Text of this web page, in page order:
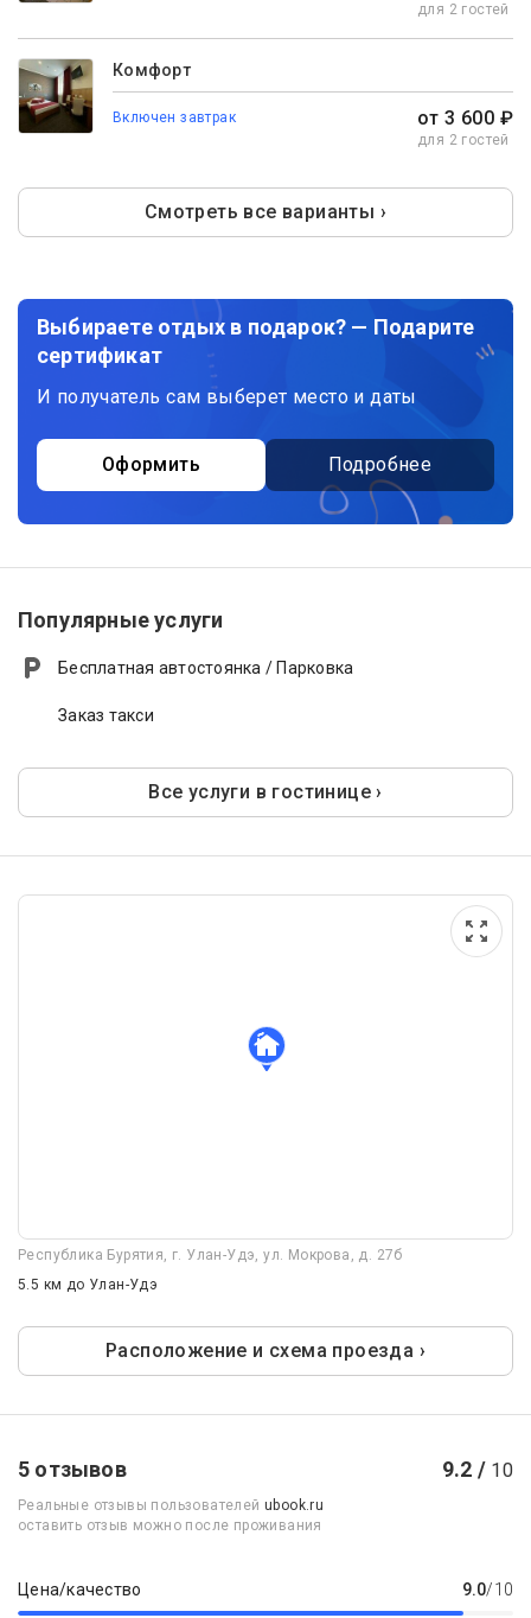
для 2 гостей
Комфорт
Включен завтрак от 3 600 ₽
для 2 гостей
Смотреть все варианты ›
Выбираете отдых в подарок? — Подарите
сертификат
И получатель сам выберет место и даты
Оформить Подробнее
Популярные услуги
Бесплатная автостоянка / Парковка
Заказ такси
Все услуги в гостинице ›
Республика Бурятия, г. Улан-Удэ, ул. Мокрова, д. 27б
5.5 км до Улан-Удэ
Расположение и схема проезда ›
5 отзывов 9.2 / 10
Реальные отзывы пользователейubook.ru
оставить отзыв можно после проживания
Цена/качество 9.0/10